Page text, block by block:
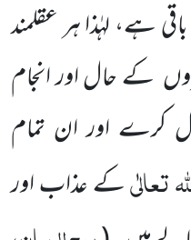
باقی ہے، لہٰذا ہر عقلمند
کے حال اور انجام
کرے اور ان تمام
تعالٰیکے عذاب اور